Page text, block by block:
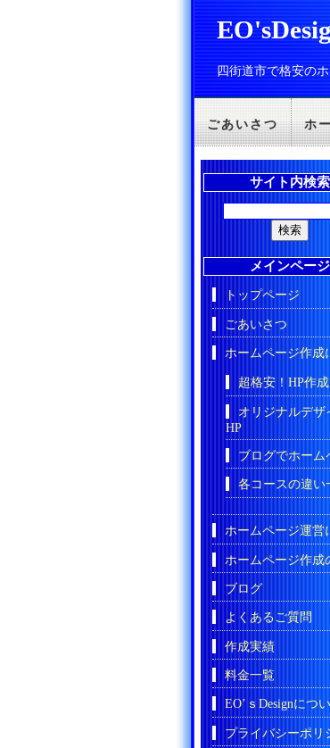
四街道市で格安の
ごあいさつ ホ
サイト内検索
メインページ
トップページ
ごあいさつ
ホームページ作成
超格安！HP作
オリジナルデザ
HP
ブログでホーム
各コースの違い
ホームページ運営
ホームページ作成
ブログ
よくあるご質問
作成実績
料金一覧
EO’ｓDesignにつ
プライバシーポリ